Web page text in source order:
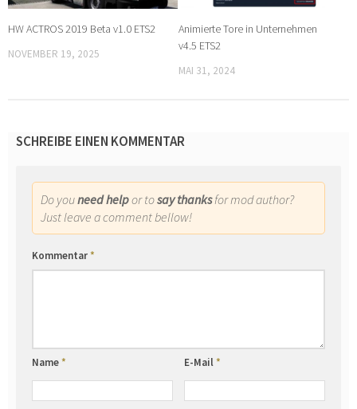
HW ACTROS 2019 Beta v1.0 ETS2
NOVEMBER 19, 2025
Animierte Tore in Unternehmen
v4.5 ETS2
MAI 31, 2024
SCHREIBE EINEN KOMMENTAR
Do youneed helpor tosay thanksfor mod author?
Just leave a comment bellow!
Kommentar*
Name* E-Mail*